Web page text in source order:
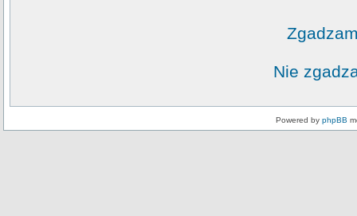
Nie
Powered by phpBB